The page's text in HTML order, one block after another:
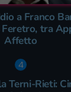
a Franco
tra
Affetto
Terni-Rieti: